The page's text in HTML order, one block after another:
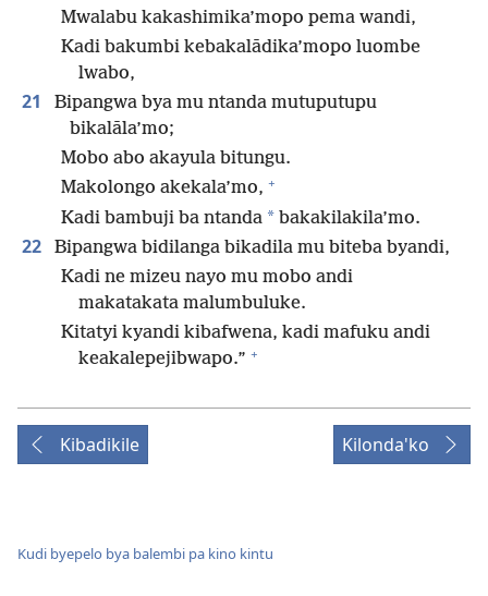
Mwalabu kakashimika’mopo pema wandi,
Kadi bakumbi kebakalādika’mopo luombe
lwabo,
21
Bipangwa bya mu ntanda mutuputupu
bikalāla’mo;
Mobo abo akayula bitungu.
Makolongo akekala’mo, +
Kadi bambuji ba ntanda * bakakilakila’mo.
22
Bipangwa bidilanga bikadila mu biteba byandi,
Kadi ne mizeu nayo mu mobo andi
makatakata malumbuluke.
Kitatyi kyandi kibafwena, kadi mafuku andi
keakalepejibwapo.” +
Kibadikile Kilonda'ko
Kudi byepelo bya balembi pa kino kintu